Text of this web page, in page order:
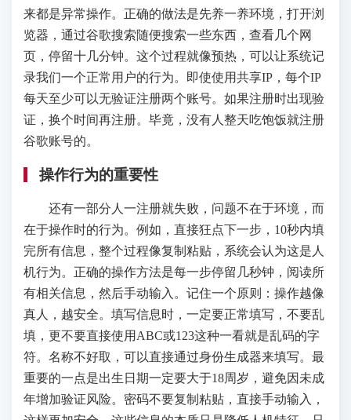
来都是异常操作。正确的做法是先养一养环境，打开浏
览器，通过谷歌搜索随便搜索一些东西，查看几个网
页，停留十几分钟。这个过程就像预热，可以让系统记
录我们一个正常用户的行为。即使使用共享IP，每个IP
每天至少可以无验证注册两个账号。如果注册时出现验
证，换个时间再注册。毕竟，没有人整天吃饱饭就注册
谷歌账号的。
操作行为的重要性
还有一部分人一注册就失败，问题不在于环境，而
在于操作时的行为。例如，直接狂点下一步，10秒内填
完所有信息，整个过程像复制粘贴，系统会认为这是人
机行为。正确的操作方法是每一步停留几秒钟，阅读所
有相关信息，然后手动输入。记住一个原则：操作越像
真人，越安全。填写信息时，一定要正常填写，不要乱
填，更不要直接使用ABC或123这种一看就是乱码的字
符。名称不好取，可以直接通过身份生成器来填写。最
重要的一点是出生日期一定要大于18周岁，避免因未成
年增加验证风险。密码不要复制粘贴，直接手动输入，